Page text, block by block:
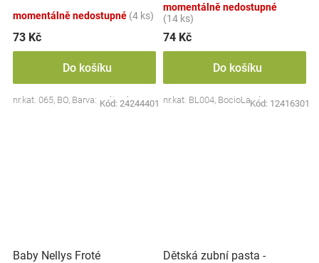
momentálně nedostupné (4 ks)
73 Kč
Do košíku
nr.kat. 065, BO, Barva: mátová
Kód: 24244401
momentálně nedostupné
(14 ks)
74 Kč
Do košíku
nr.kat. BL004, BocioLand
Kód: 12416301
Baby Nellys Froté
Dětská zubní pasta -